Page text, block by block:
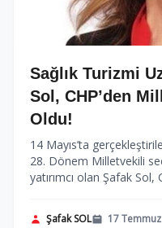
Sağlık Turizmi
Sol, CHP’den
Oldu!
14 Mayıs’ta
28. Dönem Milletvekili
yatırımcı olan Şafak Sol,
Şafak SOL 17